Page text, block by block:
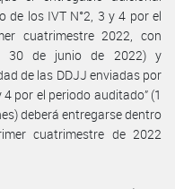
de los IVT N°2, 3 y 4 por el
cuatrimestre 2022, con
30 de junio de 2022) y
de las DDJJ enviadas por
por el periodo auditado” (1
deberá entregarse dentro
cuatrimestre de 2022